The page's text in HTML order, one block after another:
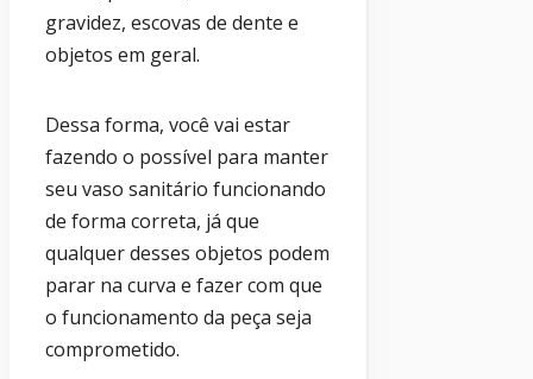
gravidez, escovas de dente e
objetos em geral.
Dessa forma, você vai estar
fazendo o possível para manter
seu vaso sanitário funcionando
de forma correta, já que
qualquer desses objetos podem
parar na curva e fazer com que
o funcionamento da peça seja
comprometido.